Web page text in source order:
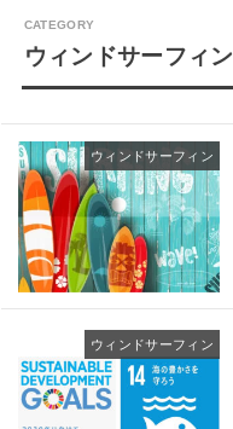
ウィンドサーフィン
ウィンドサーフィン
ウィンドサーフィン